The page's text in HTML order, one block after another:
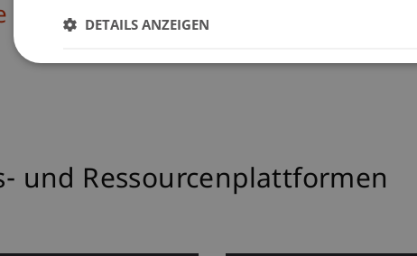
und Ressourcenplattformen
DETAILS ANZEIGEN